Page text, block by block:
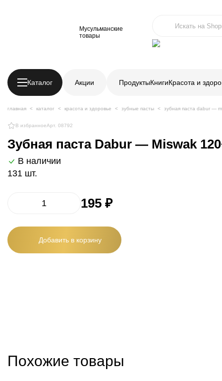
Мусульманские
товары
Каталог Акции ПродуктыКнигиКрасота и
главная каталог красота и здоровье зубные пасты зубная паста dabur —
В избранноеАрт. 08792
Зубная паста Dabur — Miswak
В наличии
131 шт.
195 ₽
Добавить в корзину
Похожие товары